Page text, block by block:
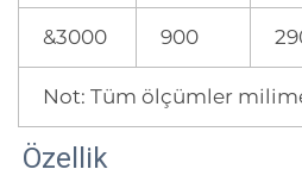
&3000 900
Not: Tüm ölçümler
Özellik